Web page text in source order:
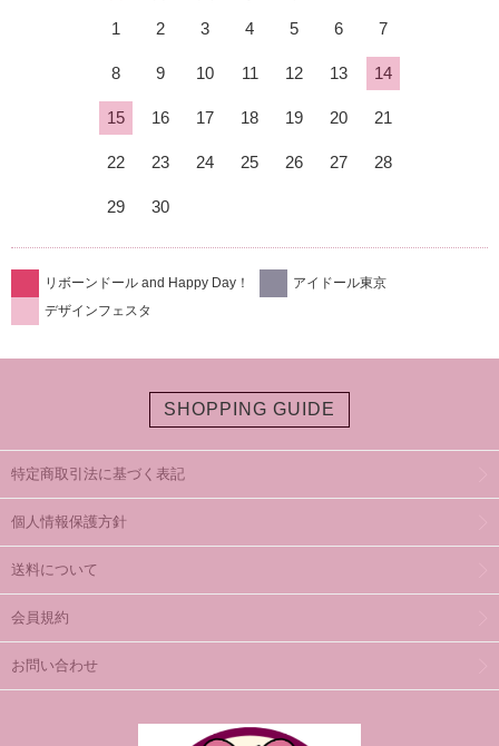
1
2 3 4 5 6 7
8 9 10 11 12 13 14
15 16 17 18 19 20 21
22 23 24 25 26 27 28
29 30
リボーンドール and Happy Day！
アイドール東京
デザインフェスタ
SHOPPING GUIDE
特定商取引法に基づく表記
個人情報保護方針
送料について
会員規約
お問い合わせ